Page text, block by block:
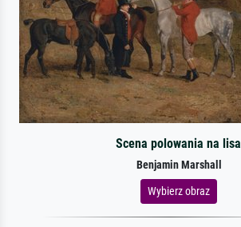
Scena polowania na lisa
Benjamin Marshall
Wybierz obraz